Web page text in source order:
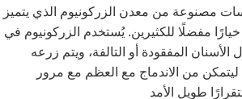
مصنوعة من معدن الزركونيوم الذي يتميز
مفضلًا للكثيرين. يُستخدم الزركونيوم في
الأسنان المفقودة أو التالفة، ويتم زرعه
من الاندماج مع العظم مع مرور